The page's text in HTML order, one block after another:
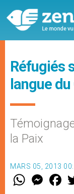
Réfugiés
langue
la Paix
MARS 05, 2013
W M
e
F
a